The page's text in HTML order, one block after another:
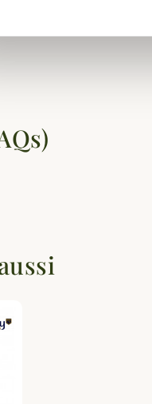
bottes facilement et